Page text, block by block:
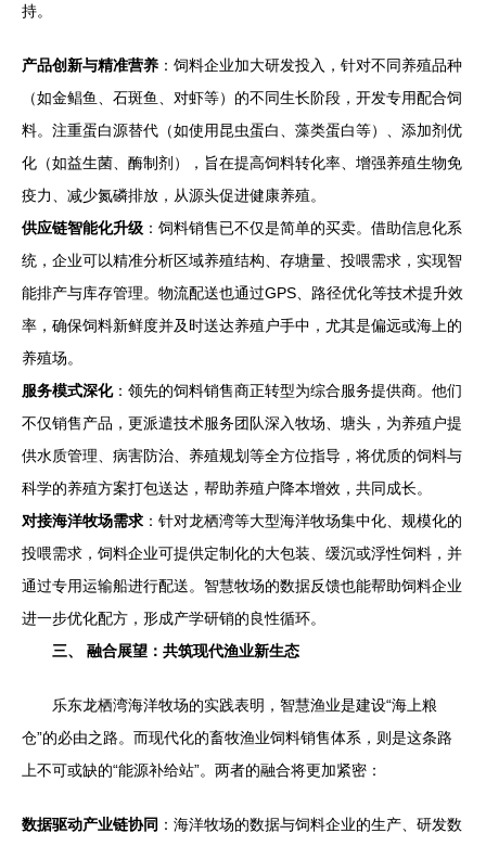
持。
产品创新与精准营养 ：饲料企业加大研发投入，针对不同养殖品种
（如金鲳鱼、石斑鱼、对虾等）的不同生长阶段，开发专用配合饲
料。注重蛋白源替代（如使用昆虫蛋白、藻类蛋白等）、添加剂优
化（如益生菌、酶制剂），旨在提高饲料转化率、增强养殖生物免
疫力、减少氮磷排放，从源头促进健康养殖。
供应链智能化升级 ：饲料销售已不仅是简单的买卖。借助信息化系
统，企业可以精准分析区域养殖结构、存塘量、投喂需求，实现智
能排产与库存管理。物流配送也通过GPS、路径优化等技术提升效
率，确保饲料新鲜度并及时送达养殖户手中，尤其是偏远或海上的
养殖场。
服务模式深化：领先的饲料销售商正转型为综合服务提供商。他们
不仅销售产品，更派遣技术服务团队深入牧场、塘头，为养殖户提
供水质管理、病害防治、养殖规划等全方位指导，将优质的饲料与
科学的养殖方案打包送达，帮助养殖户降本增效，共同成长。
对接海洋牧场需求 ：针对龙栖湾等大型海洋牧场集中化、规模化的
投喂需求，饲料企业可提供定制化的大包装、缓沉或浮性饲料，并
通过专用运输船进行配送。智慧牧场的数据反馈也能帮助饲料企业
进一步优化配方，形成产学研销的良性循环。
三、 融合展望：共筑现代渔业新生态
乐东龙栖湾海洋牧场的实践表明，智慧渔业是建设“海上粮
仓”的必由之路。而现代化的畜牧渔业饲料销售体系，则是这条路
上不可或缺的“能源补给站”。两者的融合将更加紧密：
数据驱动产业链协同 ：海洋牧场的数据与饲料企业的生产、研发数